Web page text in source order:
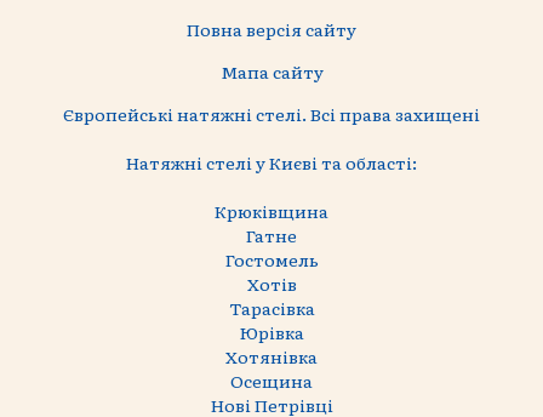
Повна версія сайту
Мапа сайту
Європейські натяжні стелі. Всі права захищені
Натяжні стелі у Києві та області:
Крюківщина
Гатне
Гостомель
Хотів
Тарасівка
Юрівка
Хотянівка
Осещина
Нові Петрівці